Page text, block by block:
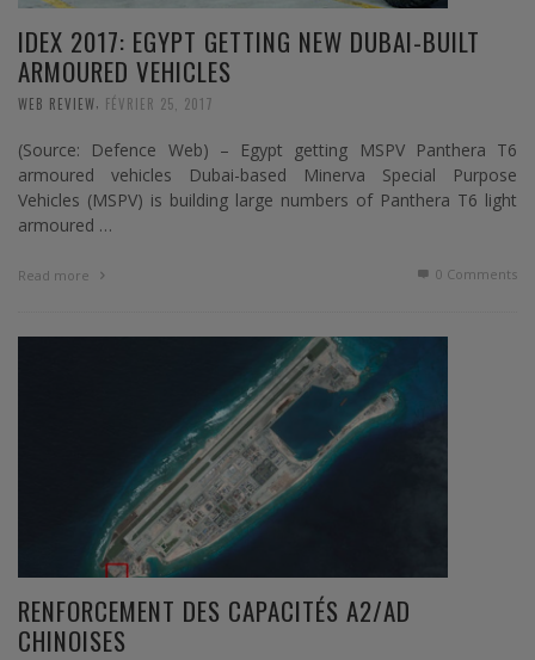
IDEX 2017: EGYPT GETTING NEW DUBAI-BUILT
ARMOURED VEHICLES
WEB REVIEW FÉVRIER 25, 2017
(Source: Defence Web) – Egypt getting MSPV Panthera T6
armoured vehicles Dubai-based Minerva Special Purpose
Vehicles (MSPV) is building large numbers of Panthera T6 light
armoured …
Read more 0 Comments
RENFORCEMENT DES CAPACITÉS A2/AD
CHINOISES